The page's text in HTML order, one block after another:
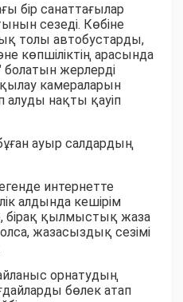
бір санаттағылар
сезеді. Көбіне
толы автобустарды,
көпшіліктің арасында
жерлерді
камераларын
алуды нақты қауіп
ауыр салдардың
интернетте
алдында кешірім
бірақ қылмыстық жаза
жазасыздық сезімі
орнатудың
бөлек атап